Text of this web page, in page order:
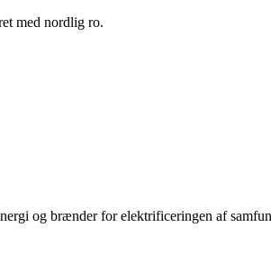
med nordlig ro.
og brænder for elektrificeringen af